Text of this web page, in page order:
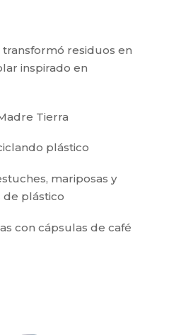
residuos en
inspirado en
Tierra
plástico
mariposas y
de plástico
con cápsulas de café